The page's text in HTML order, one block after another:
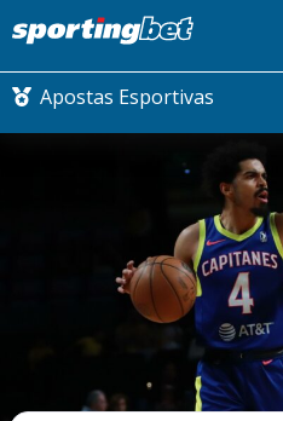
Apostas Esportivas
CONMEBOL
FUTEBOL
FUTEBOL
COMO APOSTAR